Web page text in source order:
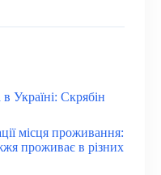
Україні: Скрябін
місця проживання:
проживає в різних